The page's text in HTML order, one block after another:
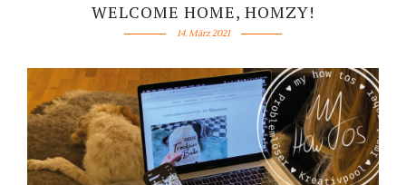
WELCOME HOME, HOMZY!
14. März 2021